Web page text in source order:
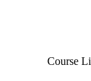
Course